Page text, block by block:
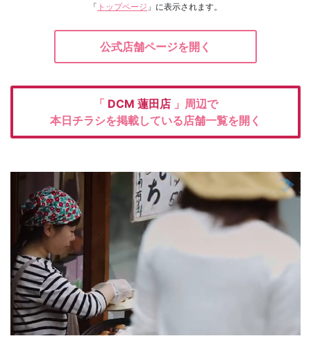
「 トップページ 」に表示されます。
公式店舗ページを開く
「 DCM 蓮田店 」周辺で
本日チラシを掲載している店舗一覧を開く